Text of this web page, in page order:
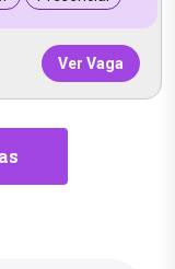
Ver Vaga